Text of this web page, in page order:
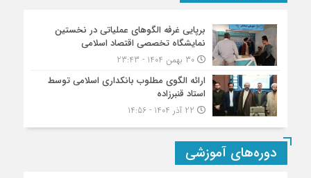
برپایی غرفه الگوهای عملیاتی در نخستین
نمایشگاه تخصصی اقتصاد اسلامی
30 بهمن 1404 - 23:43
ارائه الگوی مطلوب بانکداری اسلامی توسط
استاد قنبرزاده
دوره‌های آموزشی